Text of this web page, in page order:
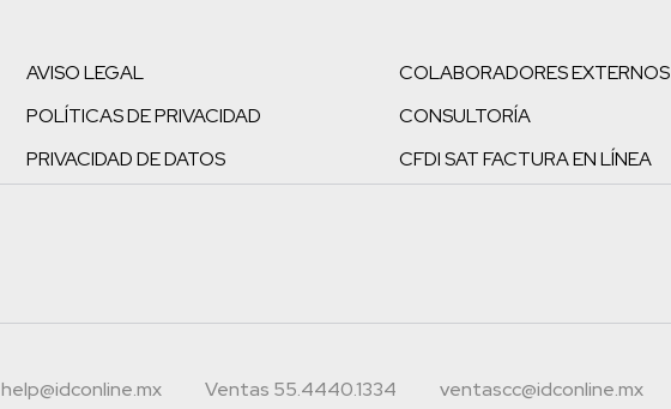
AVISO LEGAL
POLÍTICAS DE PRIVACIDAD
PRIVACIDAD DE DATOS
COLABORADORES EXTERNOS
CONSULTORÍA
CFDI SAT FACTURA EN LÍNEA
help@idconline.mx Ventas 55.4440.1334 ventascc@idconline.mx